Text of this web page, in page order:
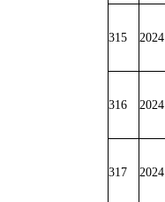
315 2024
316 2024
317 2024